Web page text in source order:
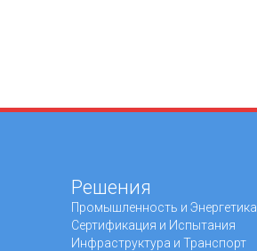
Решения
Промышленность и Энергетика
Сертификация и Испытания
Инфраструктура и Транспорт